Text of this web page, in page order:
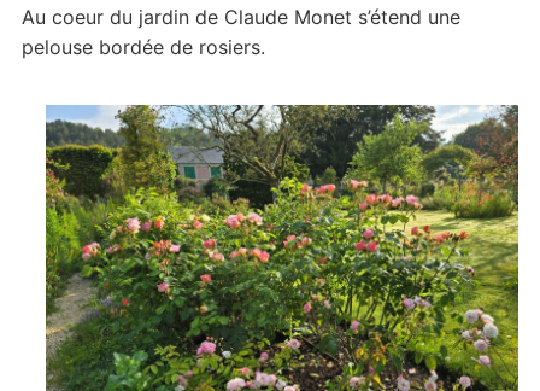
Au coeur du jardin de Claude Monet s’étend une
pelouse bordée de rosiers.